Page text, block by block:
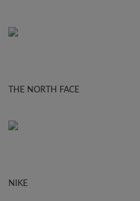
THE NORTH FACE
NIKE